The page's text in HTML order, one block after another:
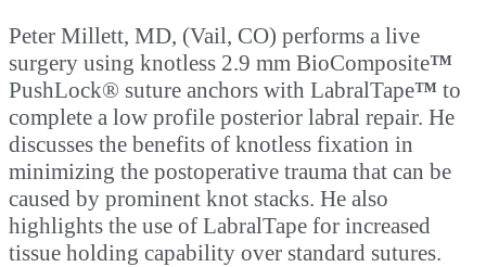
Peter Millett, MD, (Vail, CO) performs a live
surgery using knotless 2.9 mm BioComposite™
PushLock® suture anchors with LabralTape™ to
complete a low profile posterior labral repair. He
discusses the benefits of knotless fixation in
minimizing the postoperative trauma that can be
caused by prominent knot stacks. He also
highlights the use of LabralTape for increased
tissue holding capability over standard sutures.